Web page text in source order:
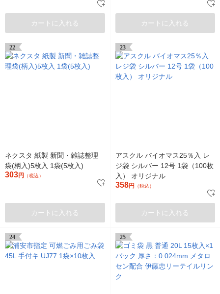
カートに入れる カートに入れる
22
ネクスタ 紙製 新聞・雑誌整理
袋(柄入)5枚入 1袋(5枚入)
303円 （税込）
カートに入れる
23
アスクル バイオマス25％入 レ
ジ袋 シルバー 12号 1袋（100枚
入） オリジナル
358円 （税込）
カートに入れる
24 25